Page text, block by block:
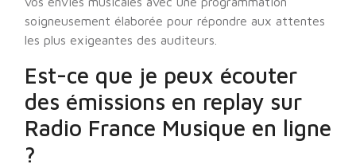
soigneusement élaborée pour répondre aux attentes
les plus exigeantes des auditeurs.
Est-ce que je peux écouter
des émissions en replay sur
Radio France Musique en ligne
?